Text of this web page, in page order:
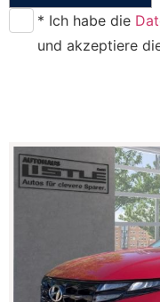
* Ich habe die
und akzeptiere